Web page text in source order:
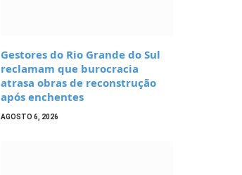
Gestores do Rio Grande do Sul
reclamam que burocracia
atrasa obras de reconstrução
após enchentes
AGOSTO 6, 2026